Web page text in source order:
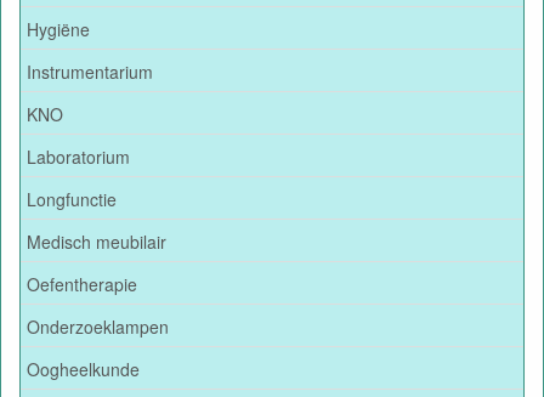
Hygiëne
Instrumentarium
KNO
Laboratorium
Longfunctie
Medisch meubilair
Oefentherapie
Onderzoeklampen
Oogheelkunde